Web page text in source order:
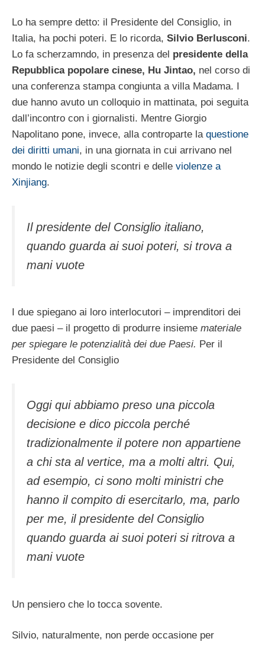
Lo ha sempre detto: il Presidente del Consiglio, in
Italia, ha pochi poteri. E lo ricorda, Silvio Berlusconi.
Lo fa scherzamndo, in presenza del presidente della
Repubblica popolare cinese, Hu Jintao, nel corso di
una conferenza stampa congiunta a villa Madama. I
due hanno avuto un colloquio in mattinata, poi seguita
dall’incontro con i giornalisti. Mentre Giorgio
Napolitano pone, invece, alla controparte la questione
dei diritti umani, in una giornata in cui arrivano nel
mondo le notizie degli scontri e delle violenze a
Xinjiang.
Il presidente del Consiglio italiano,
quando guarda ai suoi poteri, si trova a
mani vuote
I due spiegano ai loro interlocutori – imprenditori dei
due paesi – il progetto di produrre insieme materiale
per spiegare le potenzialità dei due Paesi. Per il
Presidente del Consiglio
Oggi qui abbiamo preso una piccola
decisione e dico piccola perché
tradizionalmente il potere non appartiene
a chi sta al vertice, ma a molti altri. Qui,
ad esempio, ci sono molti ministri che
hanno il compito di esercitarlo, ma, parlo
per me, il presidente del Consiglio
quando guarda ai suoi poteri si ritrova a
mani vuote
Un pensiero che lo tocca sovente.
Silvio, naturalmente, non perde occasione per